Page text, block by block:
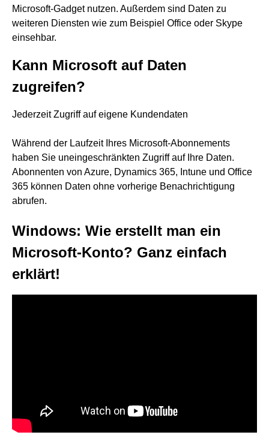
Microsoft-Gadget nutzen. Außerdem sind Daten zu
weiteren Diensten wie zum Beispiel Office oder Skype
einsehbar.
Kann Microsoft auf Daten
zugreifen?
Jederzeit Zugriff auf eigene Kundendaten
Während der Laufzeit Ihres Microsoft-Abonnements
haben Sie uneingeschränkten Zugriff auf Ihre Daten.
Abonnenten von Azure, Dynamics 365, Intune und Office
365 können Daten ohne vorherige Benachrichtigung
abrufen.
Windows: Wie erstellt man ein
Microsoft-Konto? Ganz einfach
erklärt!